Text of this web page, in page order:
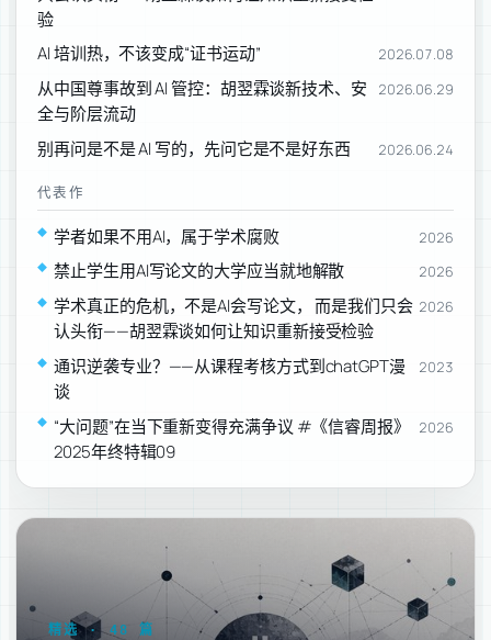
验
AI 培训热，不该变成“证书运动” 2026.07.08
从中国尊事故到 AI 管控：胡翌霖谈新技术、安
全与阶层流动
2026.06.29
别再问是不是 AI 写的，先问它是不是好东西 2026.06.24
代表作
学者如果不用AI，属于学术腐败 2026
禁止学生用AI写论文的大学应当就地解散 2026
学术真正的危机，不是AI会写论文， 而是我们只会
认头衔——胡翌霖谈如何让知识重新接受检验
2026
通识逆袭专业？——从课程考核方式到chatGPT漫
谈
2023
“大问题”在当下重新变得充满争议 #《信睿周报》
2025年终特辑09
2026
精选 · 48 篇